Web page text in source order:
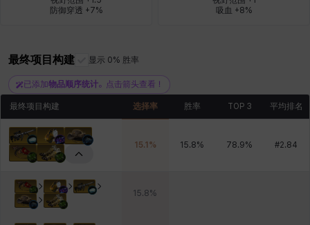
防御穿透 +7%
吸血 +8%
最终项目构建 显示 0% 胜率
已添加物品顺序统计。点击箭头查看！
最终项目构建 选择率 胜率 TOP 3 平均排名
15.1 % 15.8% 78.9% #2.84
15.8%